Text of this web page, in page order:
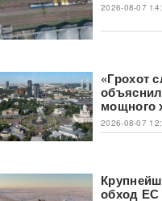
2026-08-07
«Грохот
мощного
2026-08-07
обход ЕС